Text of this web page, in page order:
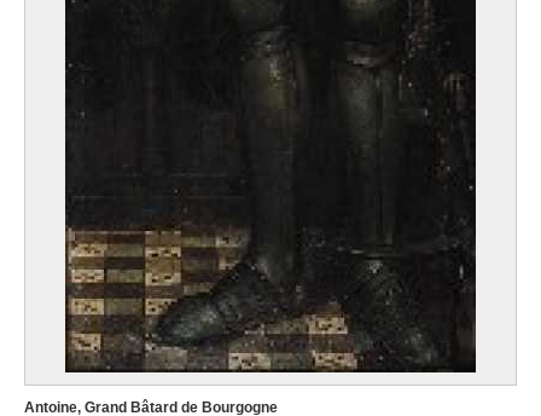
Antoine, Grand Bâtard de Bourgogne